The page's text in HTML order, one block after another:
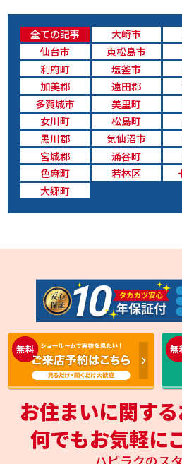
全ての記事 大崎市
仙台市
東松島市
利府町
塩釜市
加美郡
遠田郡
多賀城市
美里町
女川町
松島町
黒川郡
気仙沼市
宮城郡
涌谷町
色麻町
若林区
大郷町
お住まいに関する
何でもお気軽に